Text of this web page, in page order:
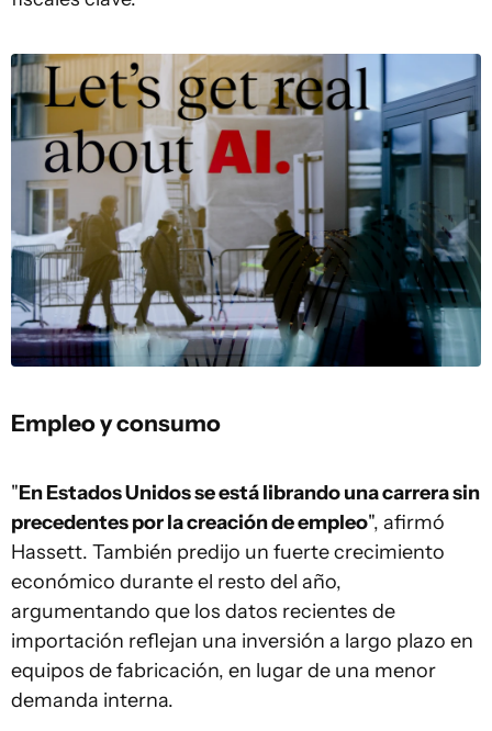
Empleo y consumo
"En Estados Unidos se está librando una carrera sin
precedentes por la creación de empleo", afirmó
Hassett. También predijo un fuerte crecimiento
económico durante el resto del año,
argumentando que los datos recientes de
importación reflejan una inversión a largo plazo en
equipos de fabricación, en lugar de una menor
demanda interna.